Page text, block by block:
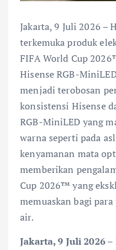
Jakarta, 9 Juli 2026 –
terkemuka produk
FIFA World Cup
Hisense RGB-
menjadi terobosan
konsistensi Hisense
RGB-MiniLED yang
warna seperti pada
kenyamanan mata
memberikan
Cup 2026™ yang
memuaskan bagi
air.
Jakarta, 9 Juli 2026 –